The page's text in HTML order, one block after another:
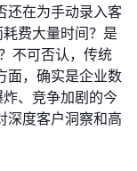
还在为手动录入客
费大量时间？是
不可否认，传统
面，确实是企业数
、竞争加剧的今
深度客户洞察和高